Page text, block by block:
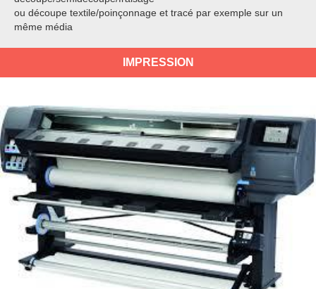
ou découpe textile/poinçonnage et tracé par exemple sur un
même média
IMPRESSION